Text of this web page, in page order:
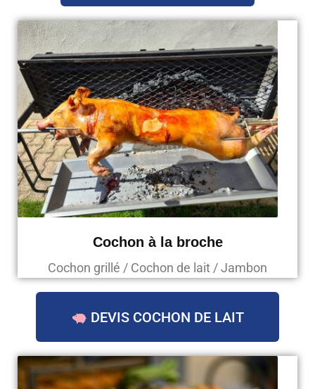
Cochon à la broche
Cochon grillé / Cochon de lait / Jambon
DEVIS COCHON DE LAIT